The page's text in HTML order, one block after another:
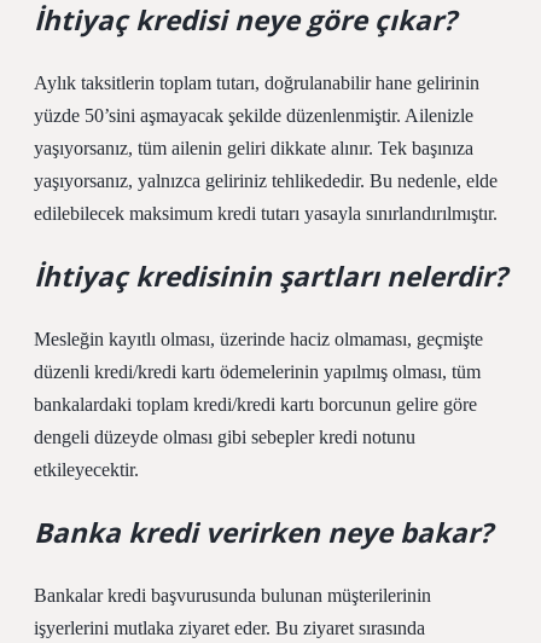
İhtiyaç kredisi neye göre çıkar?
Aylık taksitlerin toplam tutarı, doğrulanabilir hane gelirinin
yüzde 50’sini aşmayacak şekilde düzenlenmiştir. Ailenizle
yaşıyorsanız, tüm ailenin geliri dikkate alınır. Tek başınıza
yaşıyorsanız, yalnızca geliriniz tehlikededir. Bu nedenle, elde
edilebilecek maksimum kredi tutarı yasayla sınırlandırılmıştır.
İhtiyaç kredisinin şartları nelerdir?
Mesleğin kayıtlı olması, üzerinde haciz olmaması, geçmişte
düzenli kredi/kredi kartı ödemelerinin yapılmış olması, tüm
bankalardaki toplam kredi/kredi kartı borcunun gelire göre
dengeli düzeyde olması gibi sebepler kredi notunu
etkileyecektir.
Banka kredi verirken neye bakar?
Bankalar kredi başvurusunda bulunan müşterilerinin
işyerlerini mutlaka ziyaret eder. Bu ziyaret sırasında